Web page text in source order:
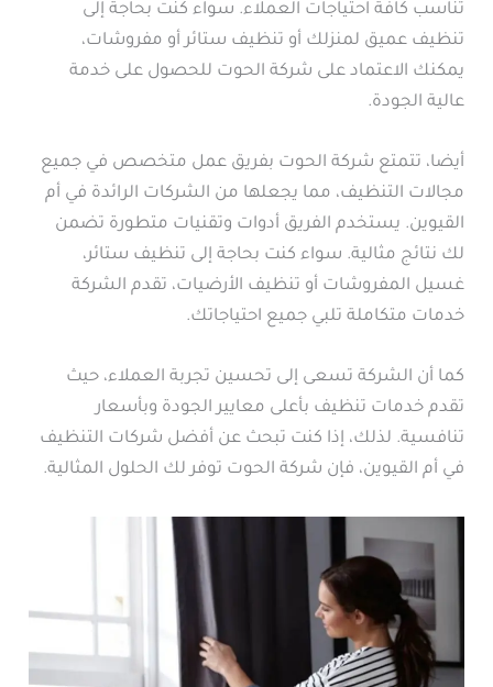
تناسب كافة احتياجات العملاء. سواء كنت بحاجة إلى
تنظيف عميق لمنزلك أو تنظيف ستائر أو مفروشات،
يمكنك الاعتماد على شركة الحوت للحصول على خدمة
عالية الجودة.
أيضا، تتمتع شركة الحوت بفريق عمل متخصص في جميع
مجالات التنظيف، مما يجعلها من الشركات الرائدة في أم
القيوين. يستخدم الفريق أدوات وتقنيات متطورة تضمن
لك نتائج مثالية. سواء كنت بحاجة إلى تنظيف ستائر،
غسيل المفروشات أو تنظيف الأرضيات، تقدم الشركة
خدمات متكاملة تلبي جميع احتياجاتك.
كما أن الشركة تسعى إلى تحسين تجربة العملاء، حيث
تقدم خدمات تنظيف بأعلى معايير الجودة وبأسعار
تنافسية. لذلك، إذا كنت تبحث عن أفضل شركات التنظيف
في أم القيوين، فإن شركة الحوت توفر لك الحلول المثالية.